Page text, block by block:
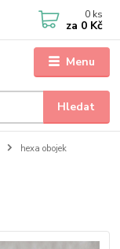
Menu
Hledat
0 ks
za 0 Kč
hexa obojek